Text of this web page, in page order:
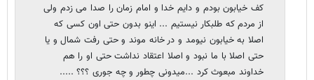
کف خیابون بودم و دایم خدا و امام زمان را صدا می زدم ولی
از مردم که طلبکار نیستیم ... اینو بدون حتی اون کسی که
اصلا به خیابون نیومد و در خانه موند و حتی رفت شمال و یا
حتی اصلا با ما نبود و اصلا اعتقاد نداشت حتی او را هم
خداوند مبعوث کرد ...میدونی چطور و چه جوری ؟؟؟ .....